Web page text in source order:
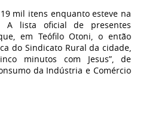
mil itens enquanto esteve na
A lista oficial de presentes
em Teófilo Otoni, o então
do Sindicato Rural da cidade,
minutos com Jesus”, de
da Indústria e Comércio